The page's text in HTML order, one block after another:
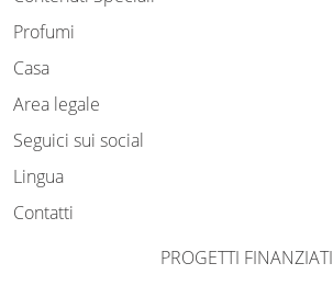
Profumi
Casa
Area legale
Seguici sui social
Lingua
Contatti
PROGETTI FINANZIATI